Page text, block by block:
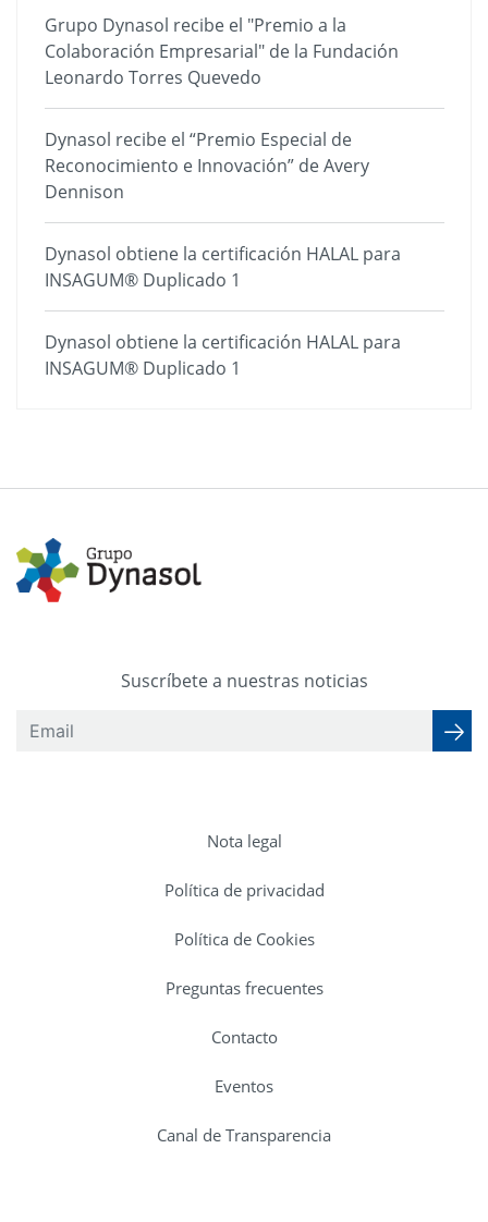
Grupo Dynasol recibe el "Premio a la
Colaboración Empresarial" de la Fundación
Leonardo Torres Quevedo
Dynasol recibe el “Premio Especial de
Reconocimiento e Innovación” de Avery
Dennison
Dynasol obtiene la certificación HALAL para
INSAGUM® Duplicado 1
Dynasol obtiene la certificación HALAL para
INSAGUM® Duplicado 1
Suscríbete a nuestras noticias
Nota legal
Política de privacidad
Política de Cookies
Preguntas frecuentes
Contacto
Eventos
Canal de Transparencia